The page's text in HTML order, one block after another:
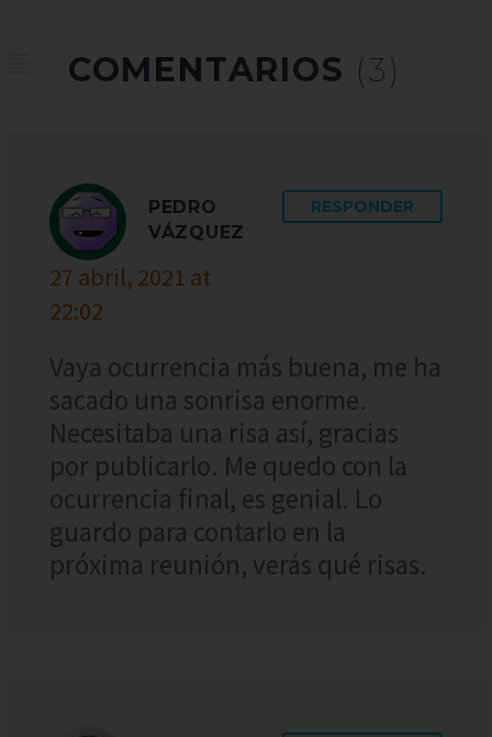
COMENTARIOS (3)
PEDRO
VÁZQUEZ
27 abril, 2021 at
22:02
RESPONDER
Vaya ocurrencia más buena, me ha
sacado una sonrisa enorme.
Necesitaba una risa así, gracias
por publicarlo. Me quedo con la
ocurrencia final, es genial. Lo
guardo para contarlo en la
próxima reunión, verás qué risas.